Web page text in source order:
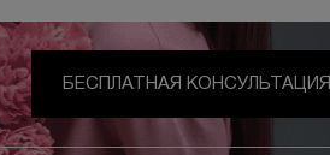
БЕСПЛАТНАЯ КОНСУЛЬТАЦИЯ